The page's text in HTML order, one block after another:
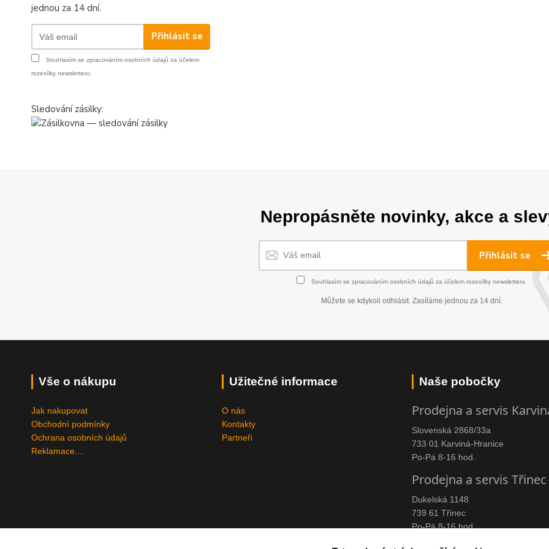
jednou za 14 dní.
Přihlásit se
Souhlasím se zpracováním osobních údajů za účelem
rozesílky newsletteru.
Sledování zásilky:
Nepropásněte novinky, akce a
Přihlásit se
Souhlasím se zpracováním osobních údajů za účelem rozesílky newsletteru.
Můžete se kdykoli odhlásit. Zasíláme jednou za 14 dní.
Vše o nákupu
Jak nakupovat
Obchodní podmínky
Ochrana osobních údajů
Reklamace....
Užitečné informace
O nás
Kontakty
Partneři
Naše pobočky
Prodejna a servis
Slovenská 2868/33a
733 01 Karviná-Hranice
Po-Pá 8-16 hod.
Prodejna a servis Třinec
Dukelská 1148
739 61 Třinec
Po-Pá 8-16 hod.